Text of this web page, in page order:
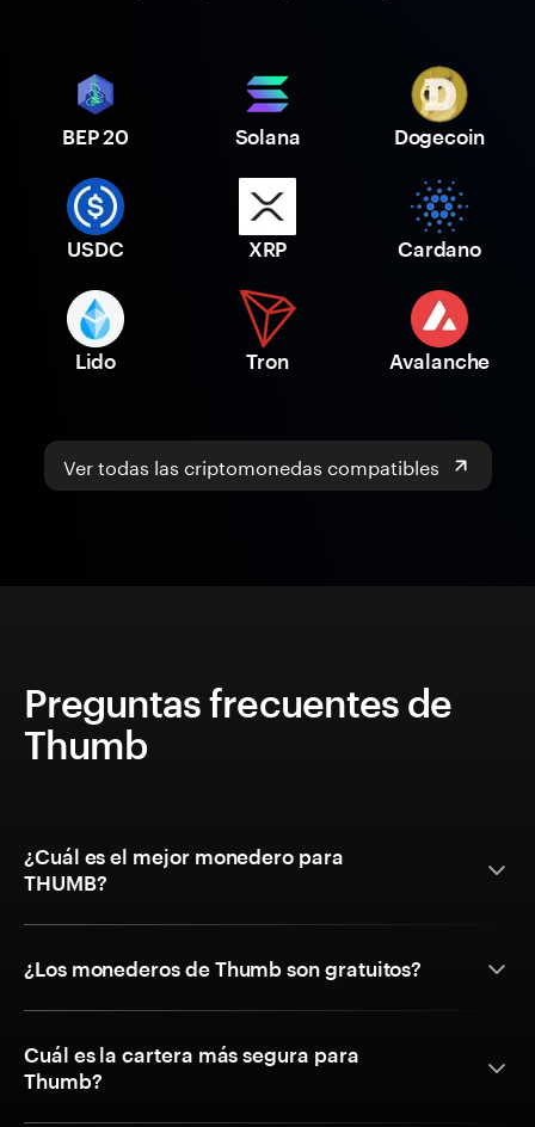
BEP 20 Solana Dogecoin
USDC XRP Cardano
Lido Tron Avalanche
Ver todas las criptomonedas compatibles
Preguntas frecuentes de
Thumb
¿Cuál es el mejor monedero para
THUMB?
¿Los monederos de Thumb son gratuitos?
Cuál es la cartera más segura para
Thumb?